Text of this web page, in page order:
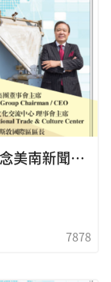
社評0616 我生命中最難忘的日子 紀念美南新聞之誕生
7878